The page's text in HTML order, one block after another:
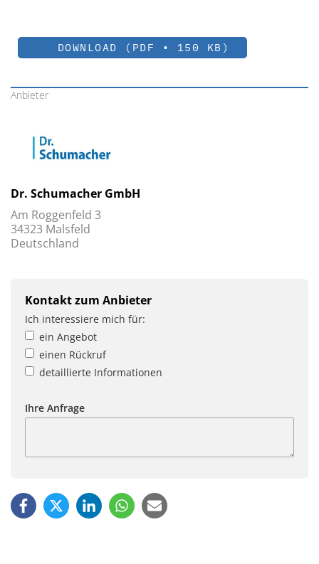
DOWNLOAD (PDF • 150 KB)
Anbieter
Dr. Schumacher GmbH
Am Roggenfeld 3
34323 Malsfeld
Deutschland
Kontakt zum Anbieter
Ich interessiere mich für:
ein Angebot
einen Rückruf
detaillierte Informationen
Ihre Anfrage